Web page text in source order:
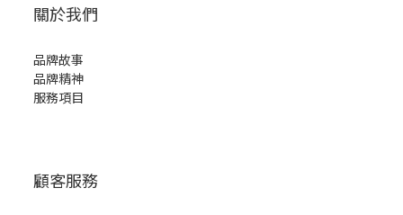
關於我們
品牌故事
品牌精神
服務項目
顧客服務